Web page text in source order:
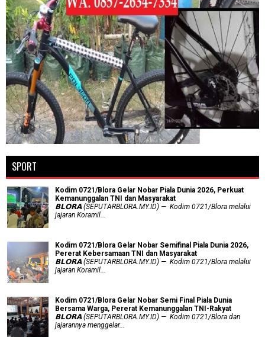
SPORT
Kodim 0721/Blora Gelar Nobar Piala Dunia 2026, Perkuat
Kemanunggalan TNI dan Masyarakat
𝗕𝗟𝗢𝗥𝗔 (SEPUTARBLORA.MY.ID) — Kodim 0721/Blora melalui
jajaran Koramil...
Kodim 0721/Blora Gelar Nobar Semifinal Piala Dunia 2026,
Pererat Kebersamaan TNI dan Masyarakat
𝗕𝗟𝗢𝗥𝗔 (SEPUTARBLORA.MY.ID) — Kodim 0721/Blora melalui
jajaran Koramil...
Kodim 0721/Blora Gelar Nobar Semi Final Piala Dunia
Bersama Warga, Pererat Kemanunggalan TNI-Rakyat
𝗕𝗟𝗢𝗥𝗔 (SEPUTARBLORA.MY.ID) — Kodim 0721/Blora dan
jajarannya menggelar...